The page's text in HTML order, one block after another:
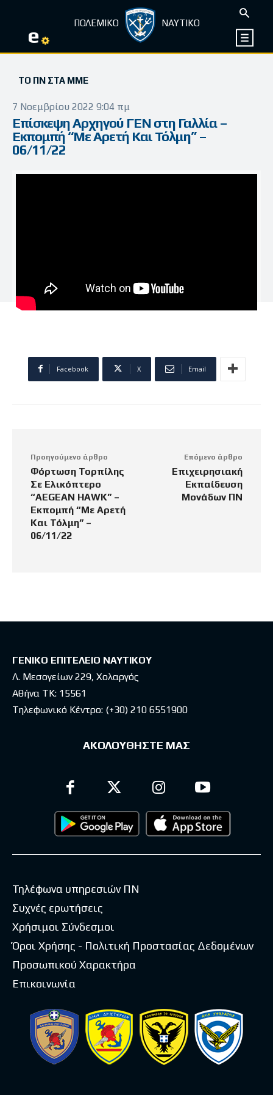
e ΠΟΛΕΜΙΚΟ ΝΑΥΤΙΚΟ
ΤΟ ΠΝ ΣΤΑ ΜΜΕ
7 Νοεμβρίου 2022 9:04 πμ
Επίσκεψη Αρχηγού ΓΕΝ στη Γαλλία –
Εκπομπή “Με Αρετή Και Τόλμη” –
06/11/22
Facebook X Email
Προηγούμενο άρθρο
Φόρτωση Τορπίλης
Σε Ελικόπτερο
“AEGEAN HAWK” –
Εκπομπή “Με Αρετή
Και Τόλμη” –
06/11/22
Επόμενο άρθρο
Επιχειρησιακή
Εκπαίδευση
Μονάδων ΠΝ
ΓΕΝΙΚΟ ΕΠΙΤΕΛΕΙΟ ΝΑΥΤΙΚΟΥ
Λ. Μεσογείων 229, Χολαργός
Αθήνα ΤΚ: 15561
Τηλεφωνικό Κέντρο: (+30) 210 6551900
ΑΚΟΛΟΥΘΗΣΤΕ ΜΑΣ
Τηλέφωνα υπηρεσιών ΠΝ
Συχνές ερωτήσεις
Χρήσιμοι Σύνδεσμοι
Όροι Χρήσης - Πολιτική Προστασίας Δεδομένων
Προσωπικού Χαρακτήρα
Επικοινωνία